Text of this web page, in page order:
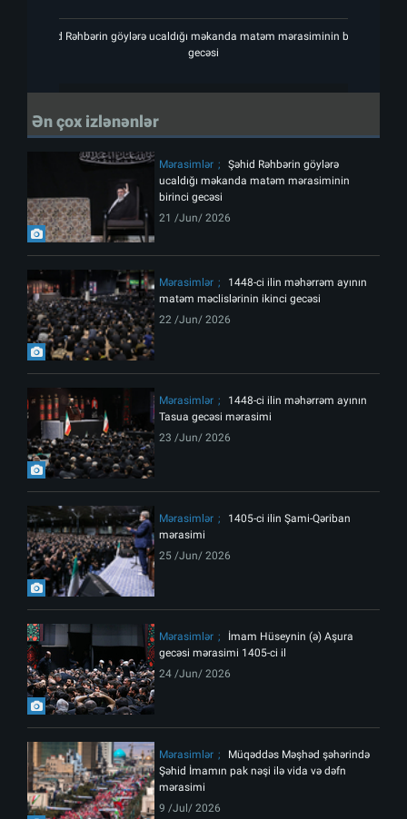
Şəhid Rəhbərin göylərə ucaldığı məkanda matəm mərasiminin birinci
gecəsi
Ən çox izlənənlər
Mərasimlər
Şəhid Rəhbərin göylərə
ucaldığı məkanda matəm mərasiminin
birinci gecəsi
21 /Jun/ 2026
Mərasimlər
1448-ci ilin məhərrəm ayının
matəm məclislərinin ikinci gecəsi
22 /Jun/ 2026
Mərasimlər
1448-ci ilin məhərrəm ayının
Tasua gecəsi mərasimi
23 /Jun/ 2026
Mərasimlər
1405-ci ilin Şami-Qəriban
mərasimi
25 /Jun/ 2026
Mərasimlər
İmam Hüseynin (ə) Aşura
gecəsi mərasimi 1405-ci il
24 /Jun/ 2026
Mərasimlər
Müqəddəs Məşhəd şəhərində
Şəhid İmamın pak nəşi ilə vida və dəfn
mərasimi
9 /Jul/ 2026